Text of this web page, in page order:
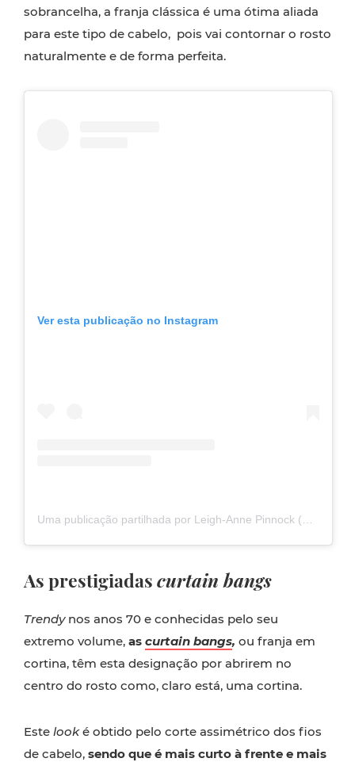
sobrancelha, a franja clássica é uma ótima aliada
para este tipo de cabelo, pois vai contornar o rosto
naturalmente e de forma perfeita.
Ver esta publicação no Instagram
As prestigiadas curtain bangs
Trendynos anos 70 e conhecidas pelo seu
extremo volume, as curtain bangs, ou franja em
cortina, têm esta designação por abrirem no
centro do rosto como, claro está, uma cortina.
Este looké obtido pelo corte assimétrico dos fios
de cabelo, sendo que é mais curto à frente e mais